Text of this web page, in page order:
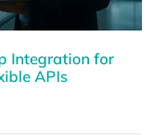
Integration for
APIs